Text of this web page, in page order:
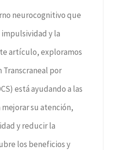
neurocognitivo que
y la
artículo, exploramos
por
está ayudando a las
mejorar su atención,
y reducir la
los beneficios y